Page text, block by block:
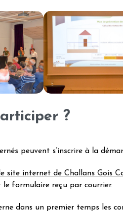
?
peuvent s’inscrire à la
site internet de Challans Gois
formulaire reçu par courrier.
dans un premier temps les